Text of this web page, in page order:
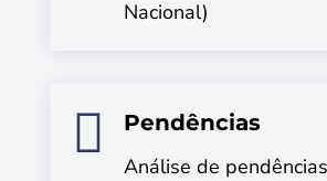
Nacional)

Pendências
Análise de